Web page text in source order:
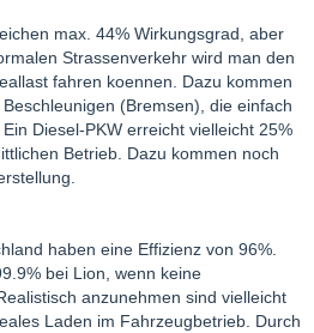
max. 44% Wirkungsgrad, aber
Strassenverkehr wird man den
fahren koennen. Dazu kommen
(Bremsen), die einfach
Diesel-PKW erreicht vielleicht 25%
Betrieb. Dazu kommen noch
haben eine Effizienz von 96%.
bei Lion, wenn keine
anzunehmen sind vielleicht
Laden im Fahrzeugbetrieb. Durch